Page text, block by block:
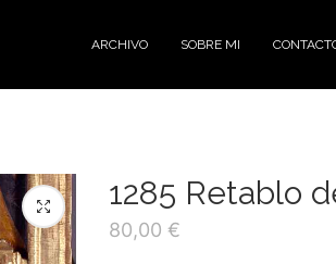
ARCHIVO SOBRE MI
1285 Retablo
80,00 €